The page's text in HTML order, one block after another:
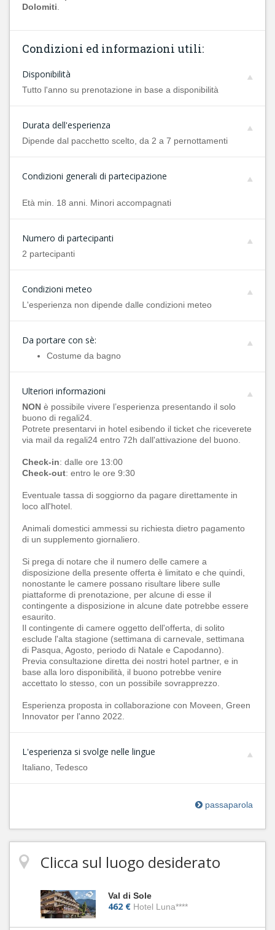
Dolomiti
Condizioni ed informazioni utili:
Disponibilità
Tutto l'anno su prenotazione in base a disponibilità
Durata dell'esperienza
Dipende dal pacchetto scelto, da 2 a 7 pernottamenti
Condizioni generali di partecipazione
Età min. 18 anni. Minori accompagnati
Numero di partecipanti
2 partecipanti
Condizioni meteo
L'esperienza non dipende dalle condizioni meteo
Da portare con sè:
Costume da bagno
Ulteriori informazioni
NON è possibile vivere l’esperienza presentando il solo
buono di regali24.
Potrete presentarvi in hotel esibendo il ticket che riceverete
via mail da regali24 entro 72h dall'attivazione del buono.
Check-in: dalle ore 13:00
Check-out: entro le ore 9:30
Eventuale tassa di soggiorno da pagare direttamente in
loco all'hotel.
Animali domestici ammessi su richiesta dietro pagamento
di un supplemento giornaliero.
Si prega di notare che il numero delle camere a
disposizione della presente offerta è limitato e che quindi,
nonostante le camere possano risultare libere sulle
piattaforme di prenotazione, per alcune di esse il
contingente a disposizione in alcune date potrebbe essere
esaurito.
Il contingente di camere oggetto dell'offerta, di solito
esclude l'alta stagione (settimana di carnevale, settimana
di Pasqua, Agosto, periodo di Natale e Capodanno).
Previa consultazione diretta dei nostri hotel partner, e in
base alla loro disponibilità, il buono potrebbe venire
accettato lo stesso, con un possibile sovrapprezzo.
Esperienza proposta in collaborazione con Moveen, Green
Innovator per l'anno 2022.
L'esperienza si svolge nelle lingue
Italiano, Tedesco
passaparola
Clicca sul luogo desiderato
Val di Sole
462 € Hotel Luna****